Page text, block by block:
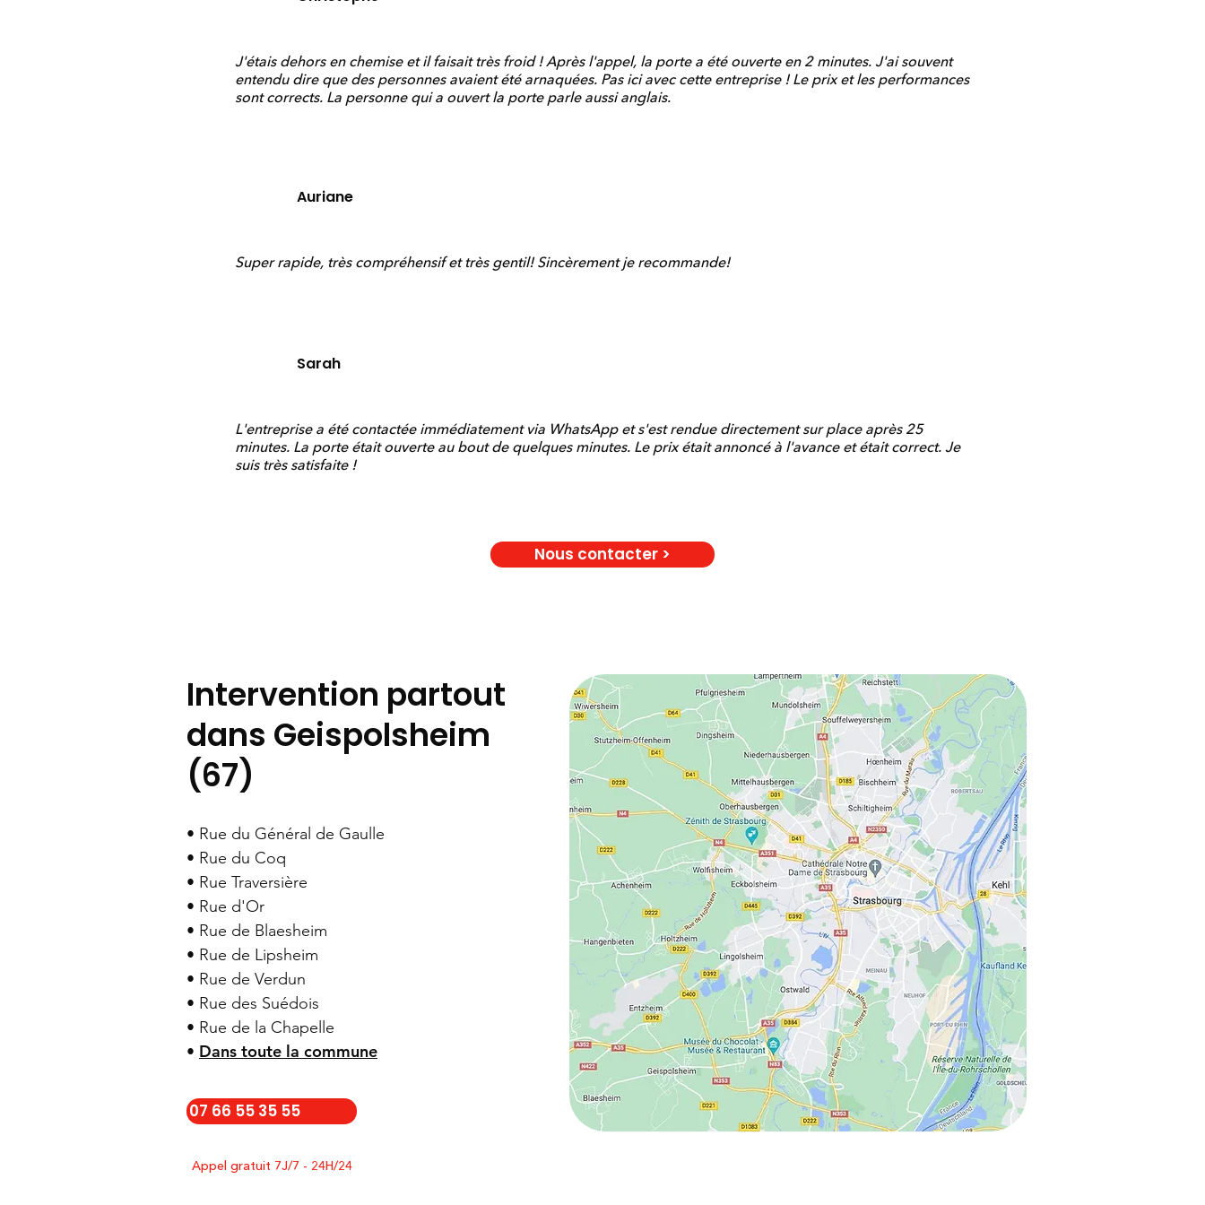
J'étais dehors en chemise et il faisait très froid ! Après l'appel, la porte a été ouverte en 2 minutes. J'ai souvent
entendu dire que des personnes avaient été arnaquées. Pas ici avec cette entreprise ! Le prix et les performances
sont corrects. La personne qui a ouvert la porte parle aussi anglais.
Auriane
Super rapide, très compréhensif et très gentil! Sincèrement je recommande!
Sarah
L'entreprise a été contactée immédiatement via WhatsApp et s'est rendue directement sur place après 25
minutes. La porte était ouverte au bout de quelques minutes. Le prix était annoncé à l'avance et était correct. Je
suis très satisfaite !
Nous contacter >
Intervention partout
dans Geispolsheim
(67)
• Rue du Général de Gaulle
• Rue du Coq
• Rue Traversière
• Rue d'Or
• Rue de Blaesheim
• Rue de Lipsheim
• Rue de Verdun
• Rue des Suédois
• Rue de la Chapelle
• Dans toute la commune
07 66 55 35 55
Appel gratuit 7J/7 - 24H/24